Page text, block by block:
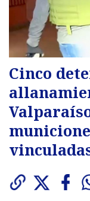
Cinco